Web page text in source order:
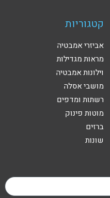
קטגוריות
אביזרי אמבטיה
מראות מגדילות
וילונות אמבטיה
מושבי אסלה
רשתות ומדפים
מוטות פינוק
ברזים
שונות